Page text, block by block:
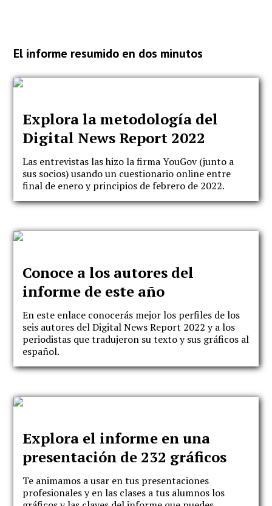
El informe resumido en dos minutos
Explora la metodología del
Digital News Report 2022
Las entrevistas las hizo la firma YouGov (junto a
sus socios) usando un cuestionario online entre
final de enero y principios de febrero de 2022.
Conoce a los autores del
informe de este año
En este enlace conocerás mejor los perfiles de los
seis autores del Digital News Report 2022 y a los
periodistas que tradujeron su texto y sus gráficos al
español.
Explora el informe en una
presentación de 232 gráficos
Te animamos a usar en tus presentaciones
profesionales y en las clases a tus alumnos los